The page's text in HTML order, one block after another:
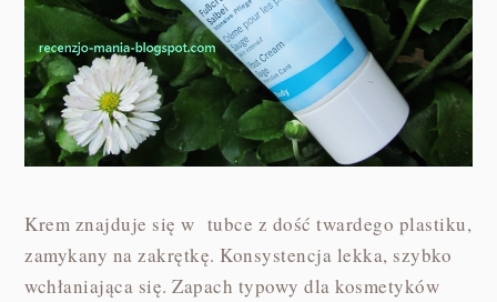
Krem znajduje się w tubce z dość twardego plastiku,
zamykany na zakrętkę. Konsystencja lekka, szybko
wchłaniająca się. Zapach typowy dla kosmetyków